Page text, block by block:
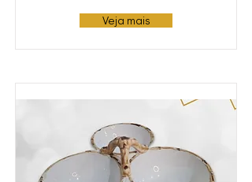
Veja mais